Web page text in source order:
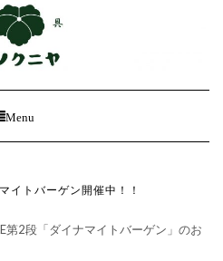
Menu
イトバーゲン開催中！！
第2段「ダイナマイトバーゲン」のお